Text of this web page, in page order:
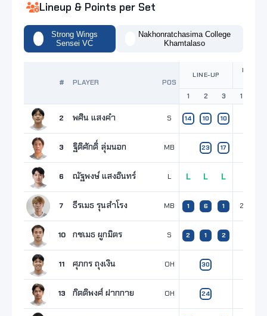
Lineup & Points per Set
Strong Wings
Sensei VC
Nakhonratchasima College
Khamtalaso
# PLAYER POS
LINE-UP
1 2 3 1
2 พศิน แสงคำ S 14 10 10
3 ฐิติศักดิ์ ลุ่มนอก MB 23 17
6 ณัฐพงษ์ แสงอินทร์ L L L L
7 ธีรเมธ รุนสำโรง MB 1 6 1 2
10 กชเมธ ผูกมิตร S 2 1 2
11 ศุภกร ถุงเงิน OH 30
13 กิตติพงศ์ ฝากกาย OH 24